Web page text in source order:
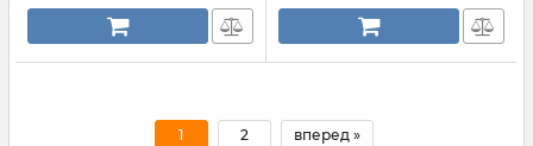
1 2 вперед »